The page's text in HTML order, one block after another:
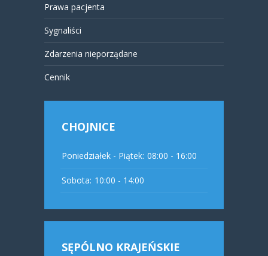
Prawa pacjenta
Sygnaliści
Zdarzenia nieporządane
Cennik
CHOJNICE
Poniedziałek - Piątek: 08:00 - 16:00
Sobota: 10:00 - 14:00
SĘPÓLNO KRAJEŃSKIE